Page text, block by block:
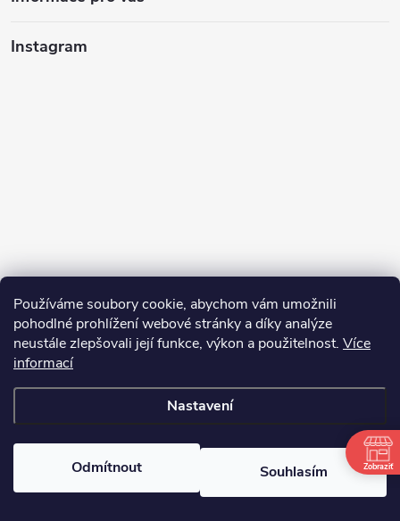
Používáme soubory cookie, abychom vám umožnili
pohodlné prohlížení webové stránky a díky analýze
neustále zlepšovali její funkce, výkon a použitelnost. Více
informací
Nastavení
Odmítnout Souhlasím
Instagram
Upravit nastavení
cookies
Zobraziť